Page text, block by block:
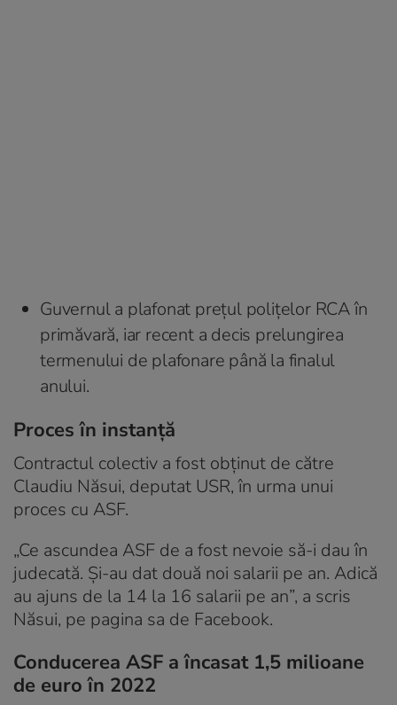
Guvernul a plafonat prețul polițelor RCA în
primăvară, iar recent a decis prelungirea
termenului de plafonare până la finalul
anului.
Proces în instanță
Contractul colectiv a fost obținut de către
Claudiu Năsui, deputat USR, în urma unui
proces cu ASF.
„Ce ascundea ASF de a fost nevoie să-i dau în
judecată. Și-au dat două noi salarii pe an. Adică
au ajuns de la 14 la 16 salarii pe an”, a scris
Năsui, pe pagina sa de Facebook.
Conducerea ASF a încasat 1,5 milioane
de euro în 2022